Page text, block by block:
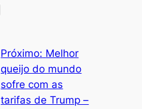
Próximo: Melhor
queijo do mundo
sofre com as
tarifas de Trump –